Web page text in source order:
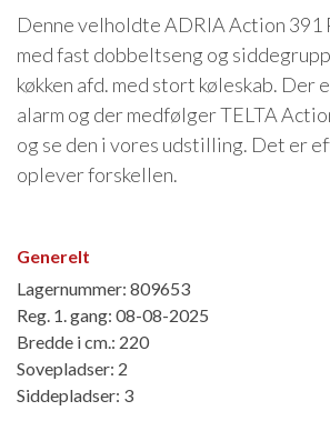
Denne velholdte ADRIA Action
med fast dobbeltseng og
køkken afd. med stort køleskab. Der
alarm og der medfølger TELTA
og se den i vores udstilling. Det er
oplever forskellen.
Generelt
Lagernummer: 809653
Reg. 1. gang: 08-08-2025
Bredde i cm.: 220
Sovepladser: 2
Siddepladser: 3